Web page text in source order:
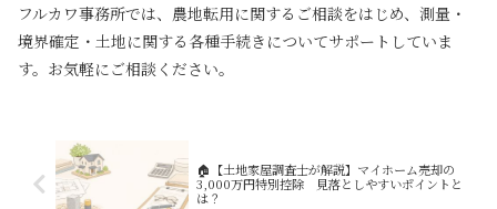
フルカワ事務所では、農地転用に関するご相談をはじめ、測量・
境界確定・土地に関する各種手続きについてサポートしていま
す。お気軽にご相談ください。
🏠【土地家屋調査士が解説】マイホーム売却の
3,000万円特別控除 見落としやすいポイントと
は？